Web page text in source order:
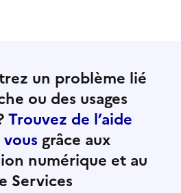
un problème lié
ou des usages
Trouvez de l’aide
grâce aux
numérique et au
Services